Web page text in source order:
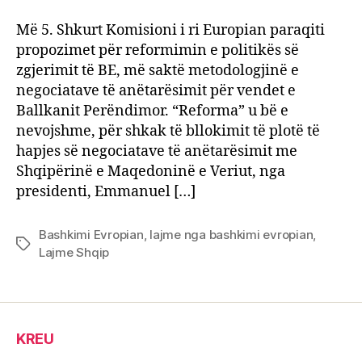
Më 5. Shkurt Komisioni i ri Europian paraqiti
propozimet për reformimin e politikës së
zgjerimit të BE, më saktë metodologjinë e
negociatave të anëtarësimit për vendet e
Ballkanit Perëndimor. “Reforma” u bë e
nevojshme, për shkak të bllokimit të plotë të
hapjes së negociatave të anëtarësimit me
Shqipërinë e Maqedoninë e Veriut, nga
presidenti, Emmanuel […]
Tags
Bashkimi Evropian lajme nga bashkimi evropian
Lajme Shqip
KREU